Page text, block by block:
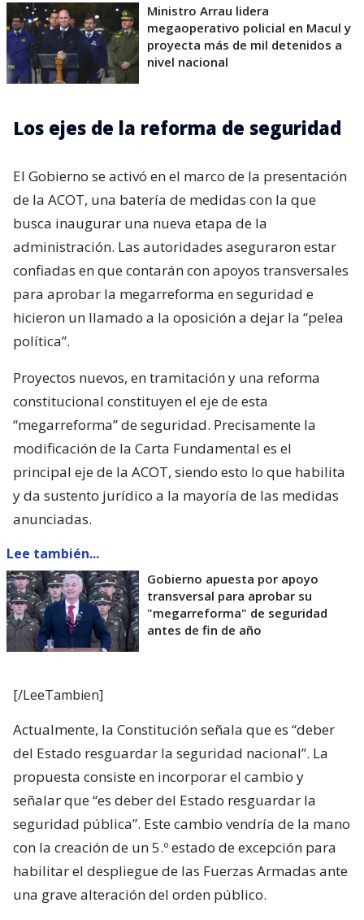
Ministro Arrau lidera
megaoperativo policial en Macul y
proyecta más de mil detenidos a
nivel nacional
Los ejes de la reforma de seguridad
El Gobierno se activó en el marco de la presentación
de la ACOT, una batería de medidas con la que
busca inaugurar una nueva etapa de la
administración. Las autoridades aseguraron estar
confiadas en que contarán con apoyos transversales
para aprobar la megarreforma en seguridad e
hicieron un llamado a la oposición a dejar la “pelea
política”.
Proyectos nuevos, en tramitación y una reforma
constitucional constituyen el eje de esta
“megarreforma” de seguridad. Precisamente la
modificación de la Carta Fundamental es el
principal eje de la ACOT, siendo esto lo que habilita
y da sustento jurídico a la mayoría de las medidas
anunciadas.
Lee también...
Gobierno apuesta por apoyo
transversal para aprobar su
"megarreforma" de seguridad
antes de fin de año
[/LeeTambien]
Actualmente, la Constitución señala que es “deber
del Estado resguardar la seguridad nacional”. La
propuesta consiste en incorporar el cambio y
señalar que “es deber del Estado resguardar la
seguridad pública”. Este cambio vendría de la mano
con la creación de un 5.º estado de excepción para
habilitar el despliegue de las Fuerzas Armadas ante
una grave alteración del orden público.